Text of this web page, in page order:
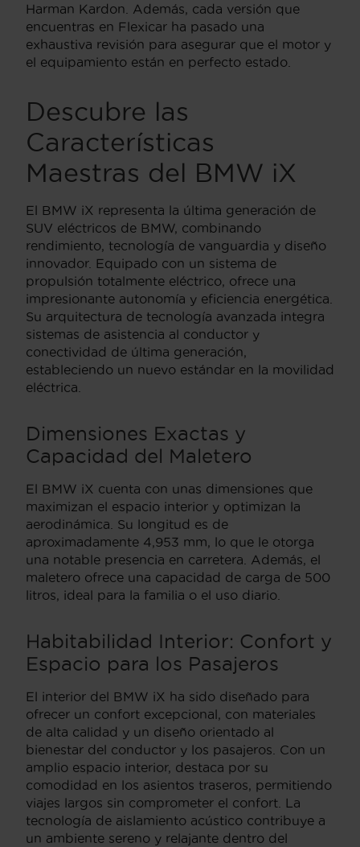
Harman Kardon. Además, cada versión que
encuentras en Flexicar ha pasado una
exhaustiva revisión para asegurar que el motor y
el equipamiento están en perfecto estado.
Descubre las
Características
Maestras del BMW iX
El BMW iX representa la última generación de
SUV eléctricos de BMW, combinando
rendimiento, tecnología de vanguardia y diseño
innovador. Equipado con un sistema de
propulsión totalmente eléctrico, ofrece una
impresionante autonomía y eficiencia energética.
Su arquitectura de tecnología avanzada integra
sistemas de asistencia al conductor y
conectividad de última generación,
estableciendo un nuevo estándar en la movilidad
eléctrica.
Dimensiones Exactas y
Capacidad del Maletero
El BMW iX cuenta con unas dimensiones que
maximizan el espacio interior y optimizan la
aerodinámica. Su longitud es de
aproximadamente 4,953 mm, lo que le otorga
una notable presencia en carretera. Además, el
maletero ofrece una capacidad de carga de 500
litros, ideal para la familia o el uso diario.
Habitabilidad Interior: Confort y
Espacio para los Pasajeros
El interior del BMW iX ha sido diseñado para
ofrecer un confort excepcional, con materiales
de alta calidad y un diseño orientado al
bienestar del conductor y los pasajeros. Con un
amplio espacio interior, destaca por su
comodidad en los asientos traseros, permitiendo
viajes largos sin comprometer el confort. La
tecnología de aislamiento acústico contribuye a
un ambiente sereno y relajante dentro del